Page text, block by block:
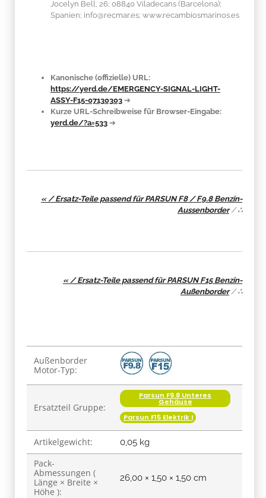
Jocelyn Bell, 26; 08840 Viladecans (Barcelona);
Spanien; info@recmar.es; www.recambiosmarinos.es
Kanonische (offizielle) URL:
https://yerd.de/EMERGENCY-SIGNAL-LIGHT-
ASSY-F15-07130303 ➔
Kurze URL-Schreibweise für Browser-Eingabe:
yerd.de/?a=533 ➔
« / Ersatz-Teile passend für PARSUN F8 / F9.8 Benzin-
Aussenborder/∴
« / Ersatz-Teile passend für PARSUN F15 Benzin-
Außenborder/∴
Produkteigenschaft
Wert
Außenborder
Motor-Typ:
Ersatzteil Gruppe:
Parsun F9.8 Unteres
Gehäuse
Parsun F15 Elektrik I
Artikelgewicht: 0,05 kg
Pack-
Abmessungen (
Länge × Breite ×
Höhe ):
26,00 × 1,50 × 1,50 cm